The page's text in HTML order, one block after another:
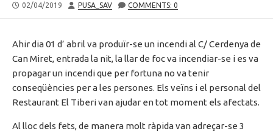
PUBLISHED
02/04/2019 AUTHOR
PUSA_SAV COMMENTS: 0
Ahir dia 01 d’ abril va produïr-se un incendi al C/ Cerdenya de
Can Miret, entrada la nit, la llar de foc va incendiar-se i es va
propagar un incendi que per fortuna no va tenir
conseqüències per a les persones. Els veïns i el personal del
Restaurant El Tiberi van ajudar en tot moment els afectats.
Al lloc dels fets, de manera molt ràpida van adreçar-se 3